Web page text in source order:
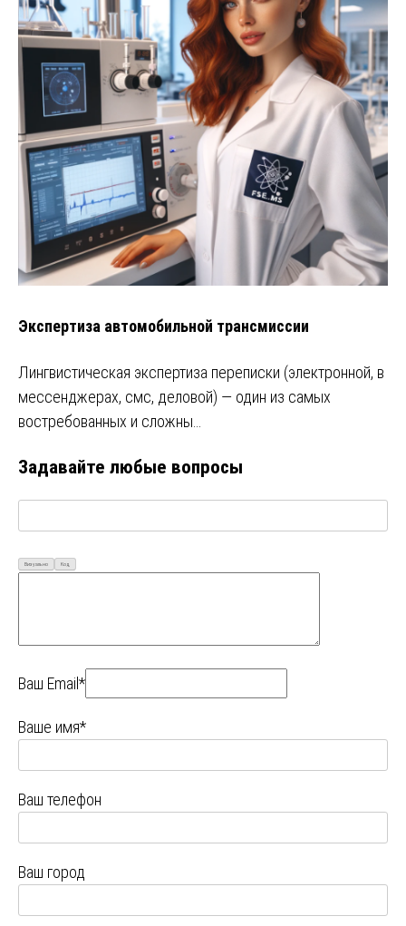
Экспертиза автомобильной трансмиссии
Лингвистическая экспертиза переписки (электронной, в
мессенджерах, смс, деловой) — один из самых
востребованных и сложны…
Задавайте любые вопросы
Визуально Код
Ваш Email*
Ваше имя*
Ваш телефон
Ваш город